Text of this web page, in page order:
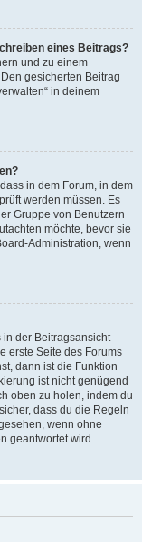
eines Beitrags?
und zu einem
gesicherten Beitrag
in deinem
in dem Forum, in dem
werden müssen. Es
Gruppe von Benutzern
möchte, bevor sie
Administration, wenn
in der Beitragsansicht
erste Seite des Forums
dann ist die Funktion
ist nicht genügend
oben zu holen, indem du
dass du die Regeln
wenn ohne
geantwortet wird.